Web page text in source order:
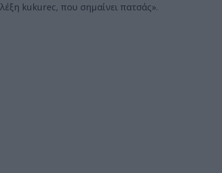
λέξη kukurec, που σημαίνει πατσάς».